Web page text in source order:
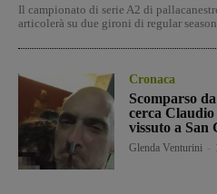
Il campionato di serie A2 di
articolerà su due gironi di regular season
Cronaca
Scomparso
cerca
vissuto a San
Glenda Venturini